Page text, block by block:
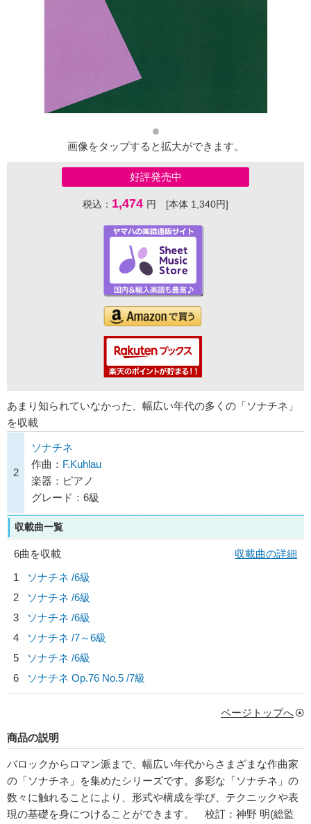
画像をタップすると拡大ができます。
好評発売中
税込： 1,474 円 [本体 1,340円]
あまり知られていなかった、幅広い年代の多くの「ソナチネ」
を収載
2
ソナチネ
作曲： F.Kuhlau
楽器：ピアノ
グレード：6級
収載曲一覧
6曲を収載
収載曲の詳細
1
ソナチネ /6級
2
ソナチネ /6級
3
ソナチネ /6級
4
ソナチネ /7～6級
5
ソナチネ /6級
6
ソナチネ Op.76 No.5 /7級
ページトップへ
商品の説明
バロックからロマン派まで、幅広い年代からさまざまな作曲家
の「ソナチネ」を集めたシリーズです。多彩な「ソナチネ」の
数々に触れることにより、形式や構成を学び、テクニックや表
現の基礎を身につけることができます。 校訂：神野 明(総監